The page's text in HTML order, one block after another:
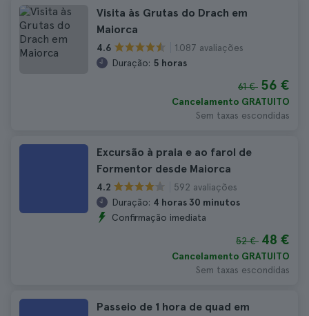
Visita às Grutas do Drach em
Maiorca
4.6
1.087 avaliações
Duração: 5 horas
61 € 56 €
Cancelamento GRATUITO
Sem taxas escondidas
Excursão à praia e ao farol de
Formentor desde Maiorca
4.2
592 avaliações
Duração: 4 horas 30 minutos
Confirmação imediata
52 € 48 €
Cancelamento GRATUITO
Sem taxas escondidas
Passeio de 1 hora de quad em